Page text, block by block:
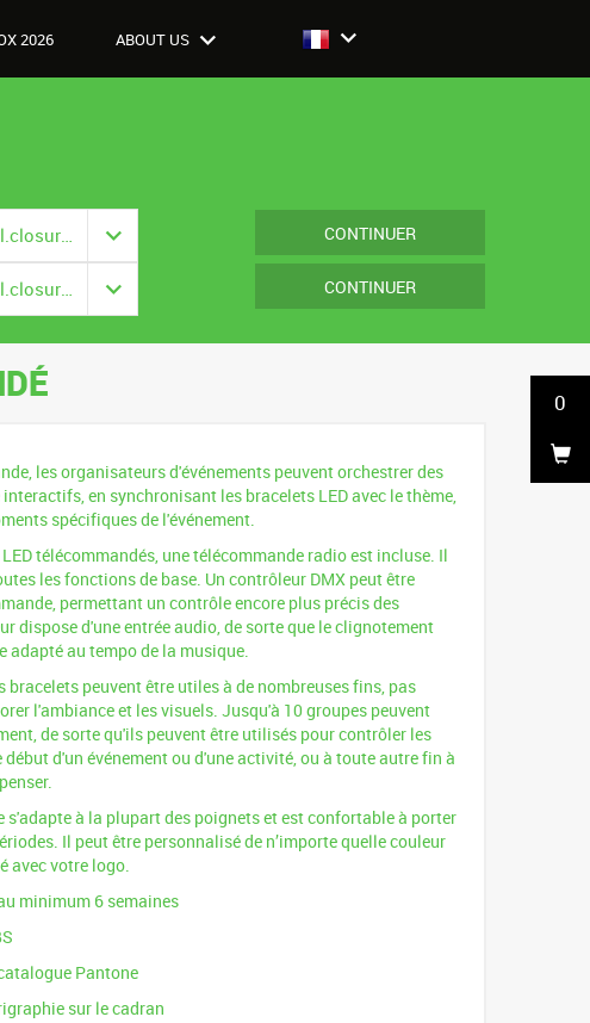
2026 ABOUT US
0
Fermeture: {{ vm.model.closure === null ? '' : vm.model.closure.title }} CONTINUER
Fermeture: {{ vm.model.closure === null ? '' : vm.model.closure.title }} CONTINUER
les organisateurs d'événements peuvent orchestrer des
en synchronisant les bracelets LED avec le thème,
spécifiques de l'événement.
télécommandés, une télécommande radio est incluse. Il
les fonctions de base. Un contrôleur DMX peut être
permettant un contrôle encore plus précis des
dispose d'une entrée audio, de sorte que le clignotement
adapté au tempo de la musique.
bracelets peuvent être utiles à de nombreuses fins, pas
l'ambiance et les visuels. Jusqu'à 10 groupes peuvent
de sorte qu'ils peuvent être utilisés pour contrôler les
d'un événement ou d'une activité, ou à toute autre fin à
s'adapte à la plupart des poignets et est confortable à porter
Il peut être personnalisé de n’importe quelle couleur
avec votre logo.
minimum 6 semaines
Pantone
sur le cadran